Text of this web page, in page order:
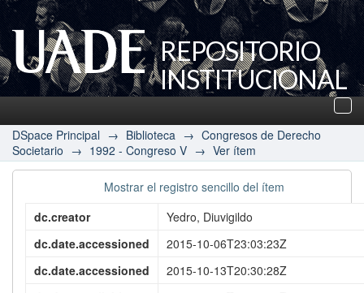
REPOSITORIO
INSTITUCIONAL
UADE
DSpace Principal → Biblioteca → Congresos de Derecho
Societario → 1992 - Congreso V → Ver ítem
Mostrar el registro sencillo del ítem
dc.creator
Yedro, Diuvigildo
dc.date.accessioned
2015-10-06T23:03:23Z
dc.date.accessioned
2015-10-13T20:30:28Z